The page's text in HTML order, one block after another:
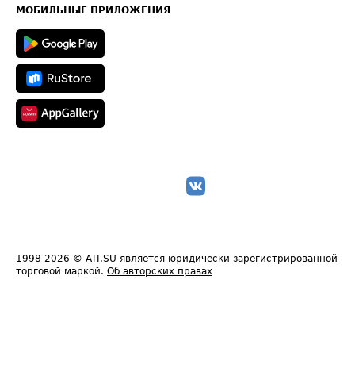
Техническая информация
МОБИЛЬНЫЕ ПРИЛОЖЕНИЯ
1998-2026 © ATI.SU является юридически зарегистрированной
торговой маркой. Об авторских правах